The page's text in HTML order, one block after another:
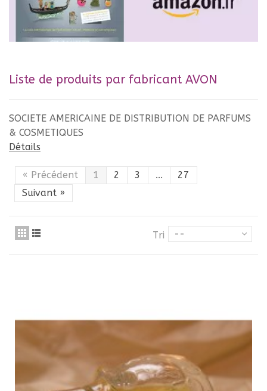
Liste de produits par fabricant AVON
SOCIETE AMERICAINE DE DISTRIBUTION DE PARFUMS
& COSMETIQUES
Détails
« Précédent 1 2 3 ...
27
Suivant »
Tri --